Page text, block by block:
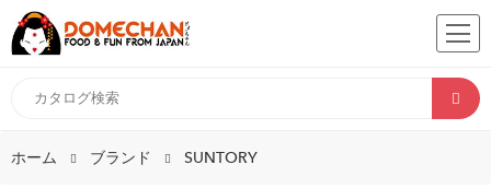
ホーム ブランド SUNTORY